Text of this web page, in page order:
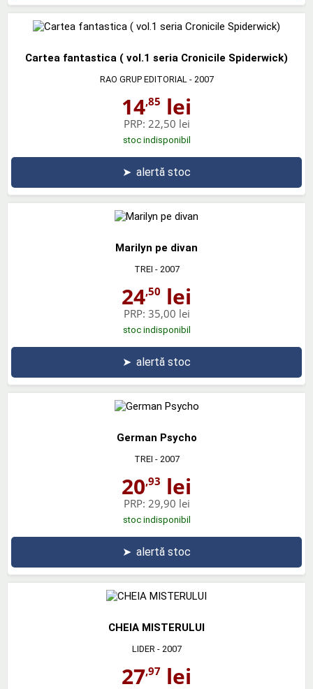
Cartea fantastica ( vol.1 seria Cronicile Spiderwick)
RAO GRUP EDITORIAL - 2007
14,85 lei
PRP: 22,50 lei
stoc indisponibil
➤ alertă stoc
Marilyn pe divan
TREI - 2007
24,50 lei
PRP: 35,00 lei
stoc indisponibil
➤ alertă stoc
German Psycho
TREI - 2007
20,93 lei
PRP: 29,90 lei
stoc indisponibil
➤ alertă stoc
CHEIA MISTERULUI
LIDER - 2007
27,97 lei